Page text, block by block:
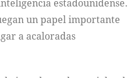
estadounidense.
un papel importante
a acaloradas